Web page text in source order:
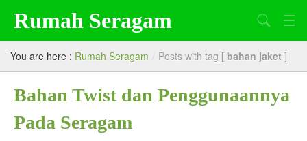
Rumah Seragam
Beranda Search
You are here : Rumah Seragam / Posts with tag [ bahan jaket ]
Bahan Twist dan Penggunaannya
Pada Seragam